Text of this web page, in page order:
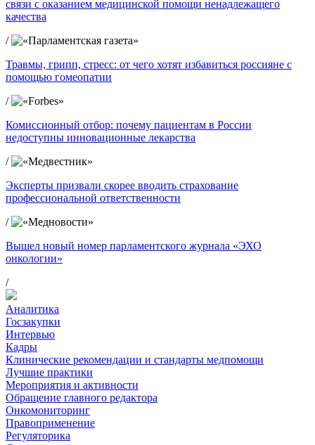
связи с оказанием медицинской помощи ненадлежащего
качества
/
Травмы, грипп, стресс: от чего хотят избавиться россияне с
помощью гомеопатии
/
Комиссионный отбор: почему пациентам в России
недоступны инновационные лекарства
/
Эксперты призвали скорее вводить страхование
профессиональной ответственности
/
Вышел новый номер парламентского журнала «ЭХО
онкологии»
/
Аналитика
Госзакупки
Интервью
Кадры
Клинические рекомендации и стандарты медпомощи
Лучшие практики
Мероприятия и активности
Обращение главного редактора
Онкомониторинг
Правоприменение
Регуляторика